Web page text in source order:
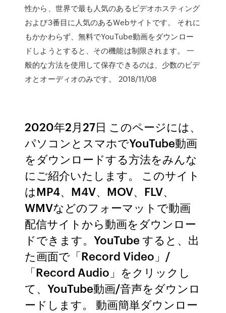
性から、世界で最も人気のあるビデオホスティング
および3番目に人気のあるWebサイトです。 それに
もかかわらず、無料でYouTube動画をダウンロー
ドしようとすると、その機能は制限されます。 一
般的な方法を使用して保存できるのは、少数のビデ
オとオーディオのみです。 2018/11/08
2020年2月27日 このページには、
パソコンとスマホでYouTube動画
をダウンロードする方法をみんな
にご紹介いたします。 このサイト
はMP4、M4V、MOV、FLV、
WMVなどのフォーマットで動画
配信サイトから動画をダウンロー
ドできます。YouTube すると、出
た画面で「Record Video」/
「Record Audio」をクリックし
て、YouTube動画/音声をダウンロ
ードします。 動画簡単ダウンロー